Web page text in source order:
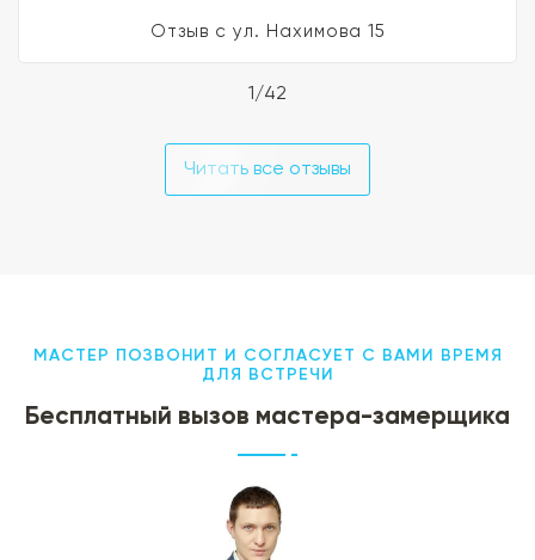
Отзыв с ул. Нахимова 15
1/42
Читать все отзывы
МАСТЕР ПОЗВОНИТ И СОГЛАСУЕТ С ВАМИ ВРЕМЯ
ДЛЯ ВСТРЕЧИ
Бесплатный вызов мастера-замерщика